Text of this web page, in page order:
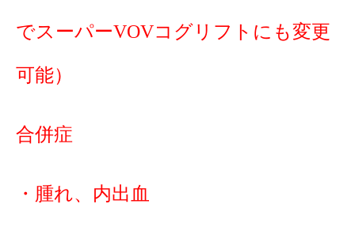
でスーパーVOVコグリフトにも変更
可能）
合併症
・腫れ、内出血